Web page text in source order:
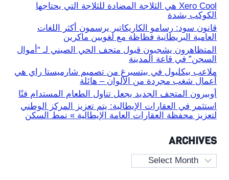
Xero Cool هي الثلاجة المضادة للثلاجة التي يحتاجها
الكوكب بشدة
قانون سود: رسامو الكاريكاتير يرسمون أكثر اللغات
العامية البريطانية فظاظة مع لغويين ماكرين
المتظاهرون يشجبون قبول متحف الحي الصيني لـ “أموال
السجن” في قاعة المدينة
ملاعب بيكلبول في بيتسبرغ من تصميم شارميستا راي هي
أعمال شغب مجردة من الألوان – هائلة
أوبيرون المتحف الجديد يجعل تناول الطعام المستدام فنًا
استثمر في العقارات الإيطالية: يتم تعزيز المركز الوطني
لتعزيز محفظة العقارات العامة الإيطالية » نمط السكن
ARCHIVES
Archives